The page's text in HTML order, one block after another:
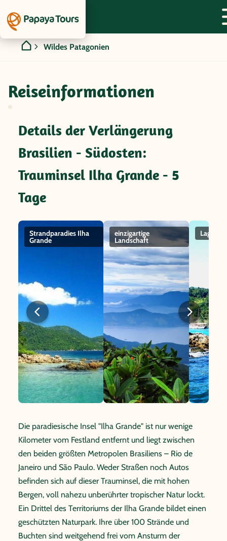
Wildes Patagonien
Reiseinformationen
Details der Verlängerung
Brasilien - Südosten:
Trauminsel Ilha Grande - 5
Tage
Strandparadies Ilha
Grande
einzigartige
Landschaft
Lagoa
Die paradiesische Insel "Ilha Grande" ist nur wenige
Kilometer vom Festland entfernt und liegt zwischen
den beiden größten Metropolen Brasiliens – Rio de
Janeiro und São Paulo. Weder Straßen noch Autos
befinden sich auf dieser Trauminsel, die mit hohen
Bergen, voll nahezu unberührter tropischer Natur lockt.
Ein Drittel des Territoriums der Ilha Grande bildet einen
geschützten Naturpark. Ihre über 100 Strände und
Buchten sind weitgehend frei vom Ansturm der